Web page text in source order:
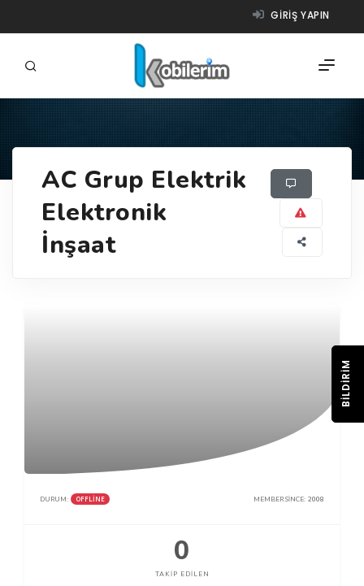
GIRIŞ YAPIN
ÜRÜNLER
YARDIM
AC Grup Elektrik
Elektronik
İnşaat
DURUM: OFFLINE MEMBER SINCE: 2008
0
TAKIP EDILEN
BILDIRIM